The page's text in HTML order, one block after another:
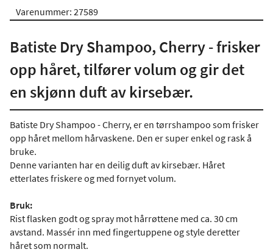
Varenummer: 27589
Batiste Dry Shampoo, Cherry - frisker
opp håret, tilfører volum og gir det
en skjønn duft av kirsebær.
Batiste Dry Shampoo - Cherry, er en tørrshampoo som frisker
opp håret mellom hårvaskene. Den er super enkel og rask å
bruke.
Denne varianten har en deilig duft av kirsebær. Håret
etterlates friskere og med fornyet volum.
Bruk:
Rist flasken godt og spray mot hårrøttene med ca. 30 cm
avstand. Massér inn med fingertuppene og style deretter
håret som normalt.